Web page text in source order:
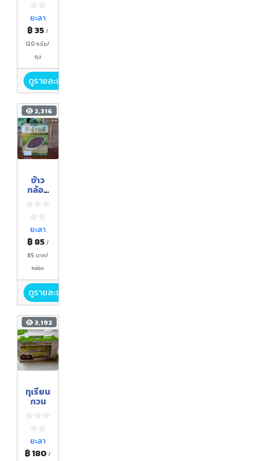
ยะลา
฿ 35/
120 กรัม/
ถุง
ดูรายละเอียด
2,316
ข้าว
กล้อง
ยะลา
฿ 85 /
85 บาท/
กล่อง
ดูรายละเอียด
3,192
ทุเรียน
กวน
ยะลา
฿ 180/